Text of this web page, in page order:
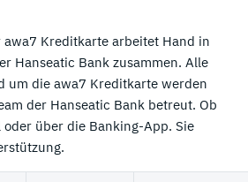
awa7 Kreditkarte arbeitet Hand in
Hanseatic Bank zusammen. Alle
um die awa7 Kreditkarte werden
der Hanseatic Bank betreut. Ob
über die Banking-App. Sie